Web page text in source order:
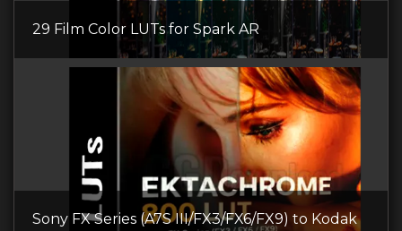
29 Film Color LUTs for Spark AR
Sony FX Series (A7S III/FX3/FX6/FX9) to Kodak